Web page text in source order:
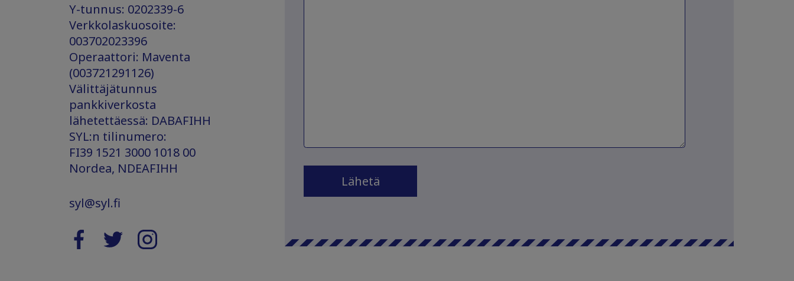
Y-tunnus: 0202339-6
Verkkolaskuosoite:
003702023396
Operaattori: Maventa
(003721291126)
Välittäjätunnus
pankkiverkosta
lähetettäessä: DABAFIHH
SYL:n tilinumero:
FI39 1521 3000 1018 00
Nordea, NDEAFIHH
syl@syl.fi